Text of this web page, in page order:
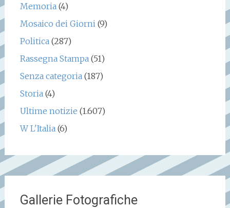
Memoria(4)
Mosaico dei Giorni(9)
Politica(287)
Rassegna Stampa(51)
Senza categoria(187)
Storia(4)
Ultime notizie (1.607)
W L'Italia(6)
Gallerie Fotografiche